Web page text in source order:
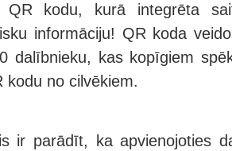
QR kodu, kurā integrēta
informāciju! QR koda
dalībnieku, kas kopīgiem
kodu no cilvēkiem.
ir parādīt, ka apvienojoties